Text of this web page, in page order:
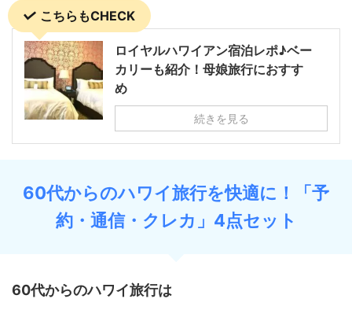
こちらもCHECK
ロイヤルハワイアン宿泊レポ♪ベー
カリーも紹介！母娘旅行におすす
め
続きを見る
60代からのハワイ旅行を快適に！「予
約・通信・クレカ」4点セット
60代からのハワイ旅行は